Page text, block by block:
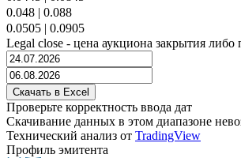
0.048 | 0.088
0.0505 | 0.0905
Legal close - цена аукциона закрытия либо
Проверьте корректность ввода дат
Скачивание данных в этом диапазоне
Технический анализ от TradingView
Профиль эмитента